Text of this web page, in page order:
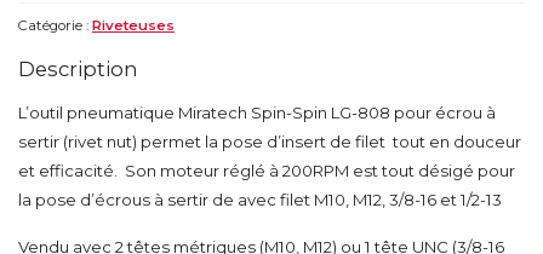
Catégorie : Riveteuses
Description
L’outil pneumatique Miratech Spin-Spin LG-808 pour écrou à
sertir (rivet nut) permet la pose d’insert de filet tout en douceur
et efficacité. Son moteur réglé à 200RPM est tout désigé pour
la pose d’écrous à sertir de avec filet M10, M12, 3/8-16 et 1/2-13
Vendu avec 2 têtes métriques (M10, M12) ou 1 tête UNC (3/8-16